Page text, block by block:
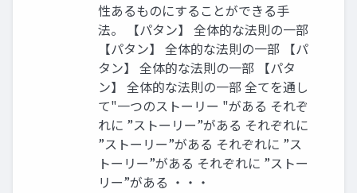
性あるものにすることができる手
法。 【パタン】 全体的な法則の一部
【パタン】 全体的な法則の一部 【パ
タン】 全体的な法則の一部 【パタ
ン】 全体的な法則の一部 全てを通し
て"一つのストーリー "がある それぞ
れに ”ストーリー”がある それぞれに
”ストーリー”がある それぞれに ”ス
トーリー”がある それぞれに ”ストー
リー”がある ・・・